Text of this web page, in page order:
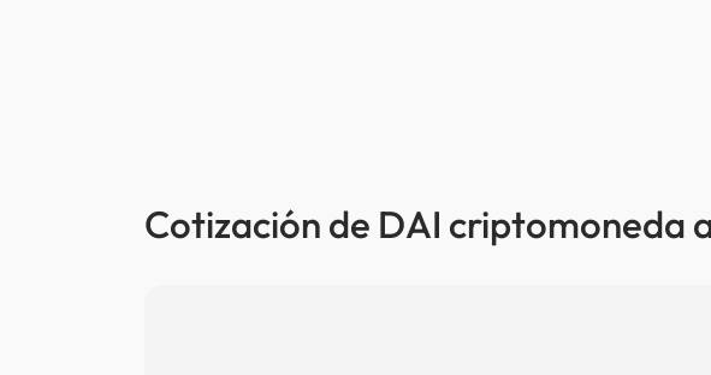
Cotización de DAI criptomoneda